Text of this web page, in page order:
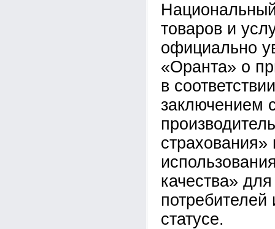
товаров и
официально
«Оранта» о
в
заключением
страхования»
качества»
потребителей
статусе.